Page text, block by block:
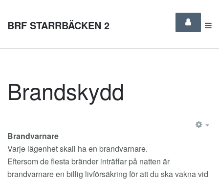
BRF STARRBÄCKEN 2
Brandskydd
Brandvarnare
Varje lägenhet skall ha en brandvarnare.
Eftersom de flesta bränder inträffar på natten är
brandvarnare en billig livförsäkring för att du ska vakna vid